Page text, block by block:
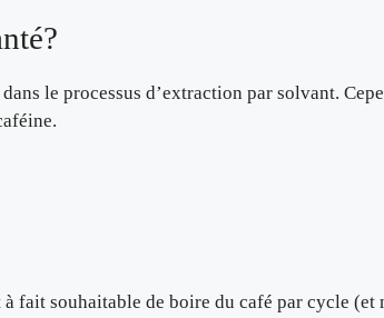
le processus d’extraction par solvant.
fait souhaitable de boire du café par cycle